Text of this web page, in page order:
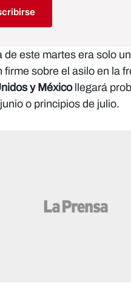
de este martes era solo
firme sobre el asilo en la
y Méxicollegará
o principios de julio.